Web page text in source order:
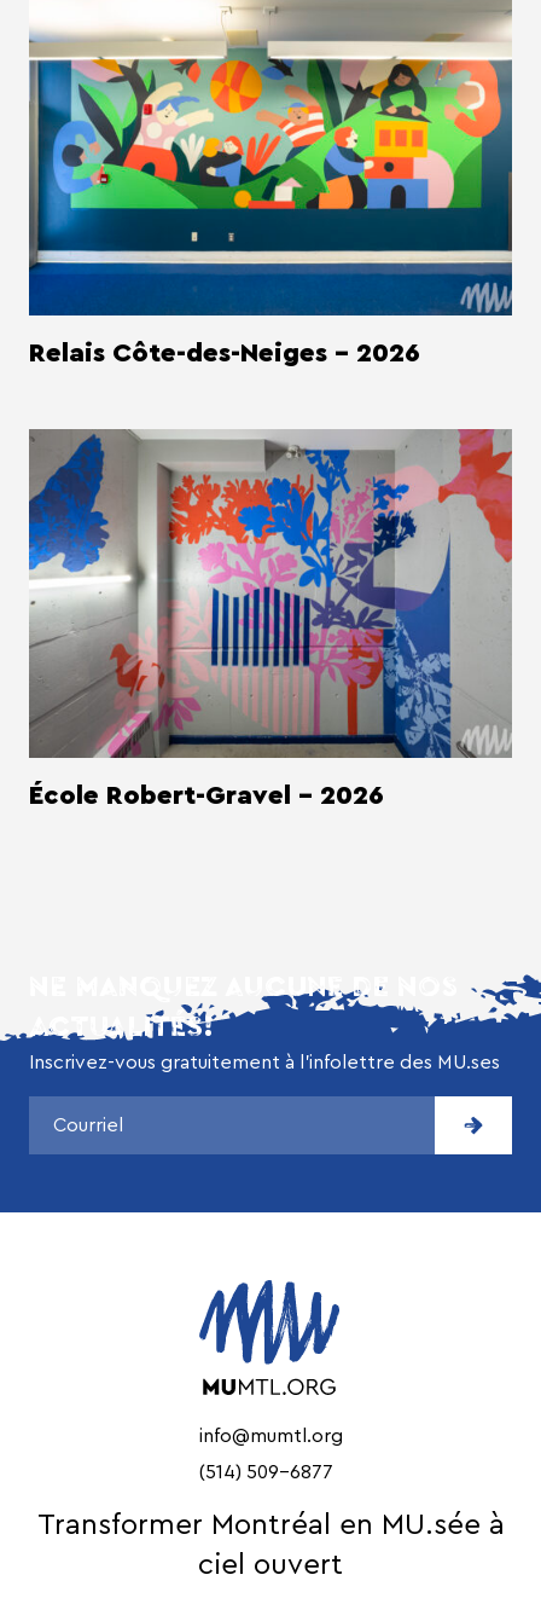
Relais Côte-des-Neiges - 2026
École Robert-Gravel - 2026
NE MANQUEZ AUCUNE DE NOS
ACTUALITÉS!
Inscrivez-vous gratuitement à l’infolettre des MU.ses
info@mumtl.org
(514) 509-6877
Transformer Montréal en MU.sée à
ciel ouvert